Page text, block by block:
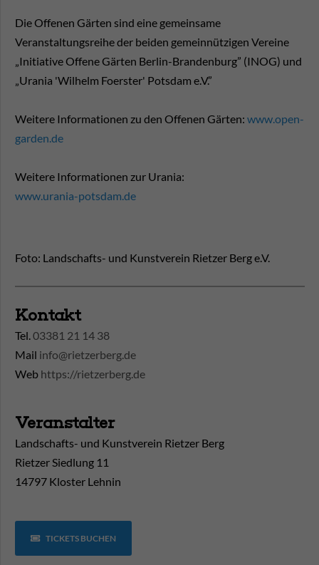
Die Offenen Gärten sind eine gemeinsame
Veranstaltungsreihe der beiden gemeinnützigen Vereine
„Initiative Offene Gärten Berlin-Brandenburg” (INOG) und
„Urania 'Wilhelm Foerster' Potsdam e.V.”
Weitere Informationen zu den Offenen Gärten: www.open-
garden.de
Weitere Informationen zur Urania:
www.urania-potsdam.de
Foto: Landschafts- und Kunstverein Rietzer Berg e.V.
Kontakt
Tel.03381 21 14 38
Mail info@rietzerberg.de
Web https://rietzerberg.de
Veranstalter
Landschafts- und Kunstverein Rietzer Berg
Rietzer Siedlung 11
14797 Kloster Lehnin
TICKETS BUCHEN